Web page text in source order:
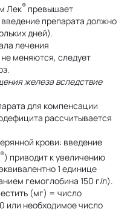
Лек® превышает
препарата должно
дней).
лечения
меняются, следует
железа вследствие
для компенсации
рассчитывается
крови: введение
®) приводит к увеличению
1 единице
гемоглобина 150 г/л).
(мг) = число
или необходимое число